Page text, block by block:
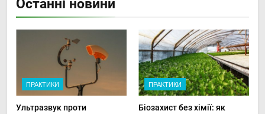
Останні новини
ПРАКТИКИ
Ультразвук проти
ПРАКТИКИ
Біозахист без хімії: як